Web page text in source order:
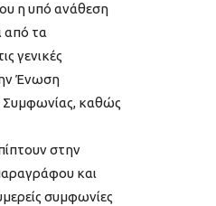
η υπό ανάθεση
από τα
γενικές
Ένωση
καθώς
στην
και
συμφωνίες